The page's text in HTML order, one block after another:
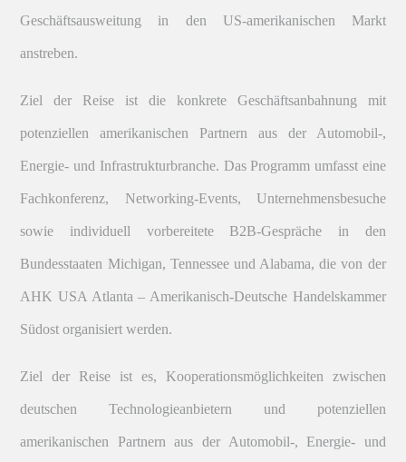
Geschäftsausweitung in den US-amerikanischen Markt
anstreben.
Ziel der Reise ist die konkrete Geschäftsanbahnung mit
potenziellen amerikanischen Partnern aus der Automobil-,
Energie- und Infrastrukturbranche. Das Programm umfasst eine
Fachkonferenz, Networking-Events, Unternehmensbesuche
sowie individuell vorbereitete B2B-Gespräche in den
Bundesstaaten Michigan, Tennessee und Alabama, die von der
AHK USA Atlanta – Amerikanisch-Deutsche Handelskammer
Südost organisiert werden.
Ziel der Reise ist es, Kooperationsmöglichkeiten zwischen
deutschen Technologieanbietern und potenziellen
amerikanischen Partnern aus der Automobil-, Energie- und